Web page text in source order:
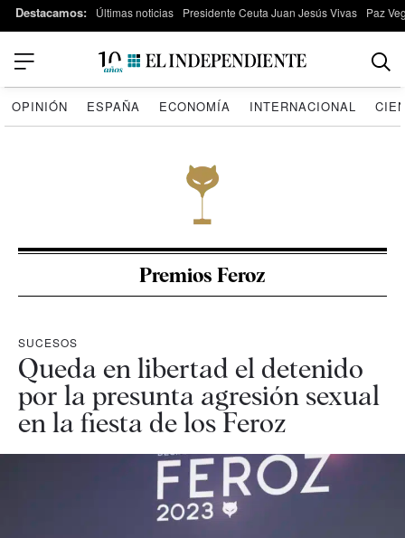
Destacamos: Últimas noticias Presidente Ceuta Juan Jesús Vivas Paz
OPINIÓN ESPAÑA ECONOMÍA INTERNACIONAL
Premios Feroz
SUCESOS
Queda en libertad el detenido
por la presunta agresión sexual
en la fiesta de los Feroz